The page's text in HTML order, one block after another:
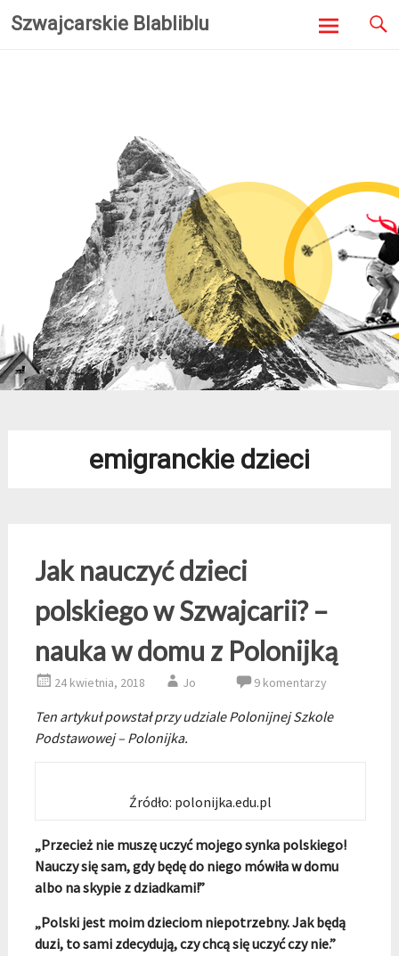
Szwajcarskie Blabliblu
emigranckie dzieci
Jak nauczyć dzieci
polskiego w Szwajcarii? –
nauka w domu z Polonijką
24 kwietnia, 2018 Jo 9 komentarzy
Ten artykuł powstał przy udziale Polonijnej Szkole
Podstawowej – Polonijka.
Źródło: polonijka.edu.pl
„Przecież nie muszę uczyć mojego synka polskiego!
Nauczy się sam, gdy będę do niego mówiła w domu
albo na skypie z dziadkami!”
„Polski jest moim dzieciom niepotrzebny. Jak będą
duzi, to sami zdecydują, czy chcą się uczyć czy nie.”